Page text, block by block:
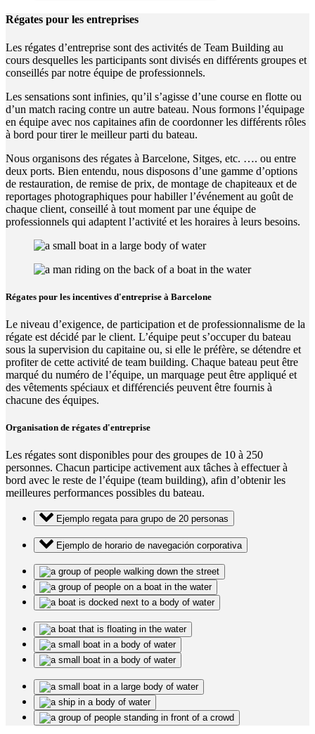
Régates pour les entreprises
Les régates d’entreprise sont des activités de Team Building au
cours desquelles les participants sont divisés en différents groupes et
conseillés par notre équipe de professionnels.
Les sensations sont infinies, qu’il s’agisse d’une course en flotte ou
d’un match racing contre un autre bateau. Nous formons l’équipage
en équipe avec nos capitaines afin de coordonner les différents rôles
à bord pour tirer le meilleur parti du bateau.
Nous organisons des régates à Barcelone, Sitges, etc. …. ou entre
deux ports. Bien entendu, nous disposons d’une gamme d’options
de restauration, de remise de prix, de montage de chapiteaux et de
reportages photographiques pour habiller l’événement au goût de
chaque client, conseillé à tout moment par une équipe de
professionnels qui adaptent l’activité et les horaires à leurs besoins.
Régates pour les incentives d'entreprise à Barcelone
Le niveau d’exigence, de participation et de professionnalisme de la
régate est décidé par le client. L’équipe peut s’occuper du bateau
sous la supervision du capitaine ou, si elle le préfère, se détendre et
profiter de cette activité de team building. Chaque bateau peut être
marqué du numéro de l’équipe, un marquage peut être appliqué et
des vêtements spéciaux et différenciés peuvent être fournis à
chacune des équipes.
Organisation de régates d'entreprise
Les régates sont disponibles pour des groupes de 10 à 250
personnes. Chacun participe activement aux tâches à effectuer à
bord avec le reste de l’équipe (team building), afin d’obtenir les
meilleures performances possibles du bateau.
Ejemplo regata para grupo de 20 personas
Ejemplo de horario de navegación corporativa